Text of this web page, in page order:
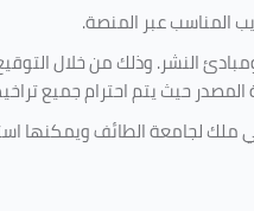
المناسب عبر المنصة.
النشر. وذلك من خلال
حيث يتم احترام جميع
ملك لجامعة الطائف ويمكنها